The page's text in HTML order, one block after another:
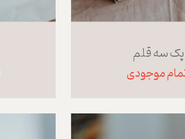
پک سه قلم
موجودی